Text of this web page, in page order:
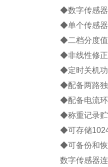
◆数字传感
◆单个传感
◆二档分度
◆非线性修
◆定时关机
◆配备两路
◆配备电流
◆称重记录
◆可存储
◆可备份和
数字传感器